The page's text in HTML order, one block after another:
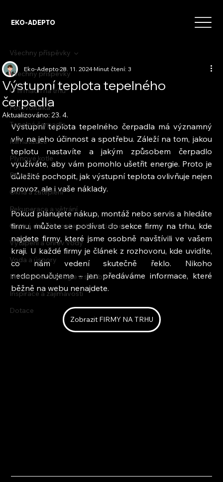
EKO-ADEPTO
Všechny příspěvky
O firmách na trhu
Fotovoltaika
Tepelná čerpadla
Klimatizace
Plynové kotle
Biomasa
Okna a zateplení
Rekuperace a větrání
Chytrá domácnost a automatizace
Vytápění a ohřev vody
Voda a úspory
Moderní technologie a stavby
Inspirace a zajímavosti
Dotace
Všechny příspěvky
Výstupní teplota tepelného
čerpadla
Eko-Adepto28. 11. 2024Minut čtení: 3
Aktualizováno:23. 4.
Výstupní teplota tepelného čerpadla má významný
vliv na jeho účinnost a spotřebu. Záleží na tom, jakou
teplotu nastavíte a jakým způsobem čerpadlo
využíváte, aby vám pomohlo ušetřit energie. Proto je
důležité pochopit, jak výstupní teplota ovlivňuje nejen
provoz, ale i vaše náklady.
Pokud plánujete nákup, montáž nebo servis a hledáte
firmu, můžete se podívat do sekce firmy na trhu, kde
najdete firmy, které jsme osobně navštívili ve vašem
kraji. U každé firmy je článek z rozhovoru, kde uvidíte,
co nám vedení skutečně řeklo. Nikoho
nedoporučujeme – jen předáváme informace, které
běžně na webu nenajdete.
Zobrazit FIRMY NA TRHU